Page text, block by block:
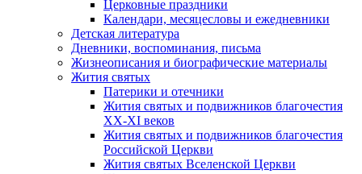
Церковные праздники
Календари, месяцесловы и ежедневники
Детская литература
Дневники, воспоминания, письма
Жизнеописания и биографические материалы
Жития святых
Патерики и отечники
Жития святых и подвижников благочестия
ХХ-XI веков
Жития святых и подвижников благочестия
Российской Церкви
Жития святых Вселенской Церкви